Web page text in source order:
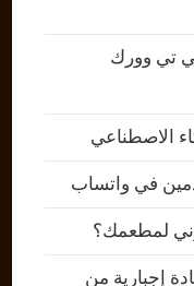
تي وورك
الاصطناعي
في واتساب
لمطعمك؟
إجبارية من